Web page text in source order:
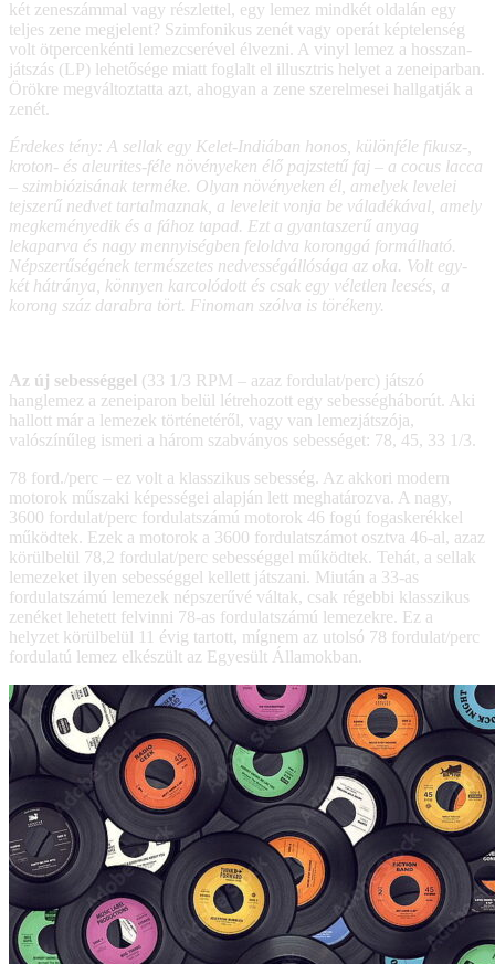
két zeneszámmal vagy részlettel, egy lemez mindkét oldalán egy
teljes zene megjelent? Szimfonikus zenét vagy operát képtelenség
volt ötpercenkénti lemezcserével élvezni. A vinyl lemez a hosszan-
játszás (LP) lehetősége miatt foglalt el illusztris helyet a zeneiparban.
Örökre megváltoztatta azt, ahogyan a zene szerelmesei hallgatják a
zenét.
Érdekes tény: A sellak egy Kelet-Indiában honos, különféle fikusz-,
kroton- és aleurites-féle növényeken élő pajzstetű faj – a cocus lacca
– szimbiózisának terméke. Olyan növényeken él, amelyek levelei
tejszerű nedvet tartalmaznak, a leveleit vonja be váladékával, amely
megkeményedik és a fához tapad. Ezt a gyantaszerű anyag
lekaparva és nagy mennyiségben feloldva koronggá formálható.
Népszerűségének természetes nedvességállósága az oka. Volt egy-
két hátránya, könnyen karcolódott és csak egy véletlen leesés, a
korong száz darabra tört. Finoman szólva is törékeny.
Az új sebességgel (33 1/3 RPM – azaz fordulat/perc) játszó
hanglemez a zeneiparon belül létrehozott egy sebességháborút. Aki
hallott már a lemezek történetéről, vagy van lemezjátszója,
valószínűleg ismeri a három szabványos sebességet: 78, 45, 33 1/3.
78 ford./perc – ez volt a klasszikus sebesség. Az akkori modern
motorok műszaki képességei alapján lett meghatározva. A nagy,
3600 fordulat/perc fordulatszámú motorok 46 fogú fogaskerékkel
működtek. Ezek a motorok a 3600 fordulatszámot osztva 46-al, azaz
körülbelül 78,2 fordulat/perc sebességgel működtek. Tehát, a sellak
lemezeket ilyen sebességgel kellett játszani. Miután a 33-as
fordulatszámú lemezek népszerűvé váltak, csak régebbi klasszikus
zenéket lehetett felvinni 78-as fordulatszámú lemezekre. Ez a
helyzet körülbelül 11 évig tartott, mígnem az utolsó 78 fordulat/perc
fordulatú lemez elkészült az Egyesült Államokban.